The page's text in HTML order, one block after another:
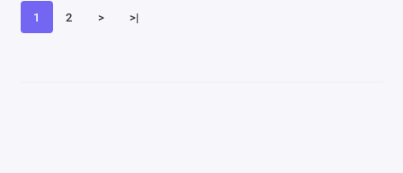
1 2 > >|